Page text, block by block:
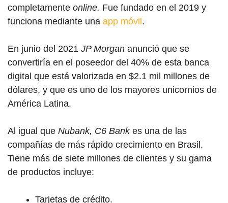
completamente online. Fue fundado en el 2019 y
funciona mediante una app móvil .
En junio del 2021 JP Morgan anunció que se
convertiría en el poseedor del 40% de esta banca
digital que está valorizada en $2.1 mil millones de
dólares, y que es uno de los mayores unicornios de
América Latina.
Al igual que Nubank, C6 Bankes una de las
compañías de más rápido crecimiento en Brasil.
Tiene más de siete millones de clientes y su gama
de productos incluye:
Tarjetas de crédito.